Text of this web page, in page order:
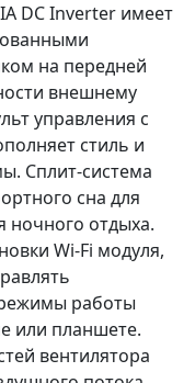
DC Inverter имеет
на передней
внешнему
управления с
стиль и
Сплит-система
сна для
ночного отдыха.
Wi-Fi модуля,
работы
или планшете.
вентилятора